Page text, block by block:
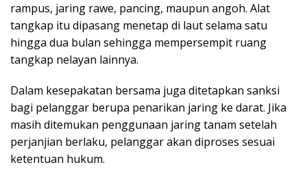
rampus, jaring rawe, pancing, maupun angoh. Alat
tangkap itu dipasang menetap di laut selama satu
hingga dua bulan sehingga mempersempit ruang
tangkap nelayan lainnya.
Dalam kesepakatan bersama juga ditetapkan sanksi
bagi pelanggar berupa penarikan jaring ke darat. Jika
masih ditemukan penggunaan jaring tanam setelah
perjanjian berlaku, pelanggar akan diproses sesuai
ketentuan hukum.